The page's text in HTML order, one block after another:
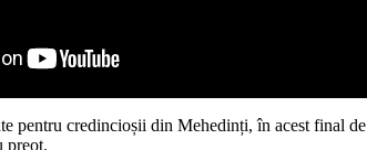
pentru credincioșii din Mehedinți, în acest final
preot.